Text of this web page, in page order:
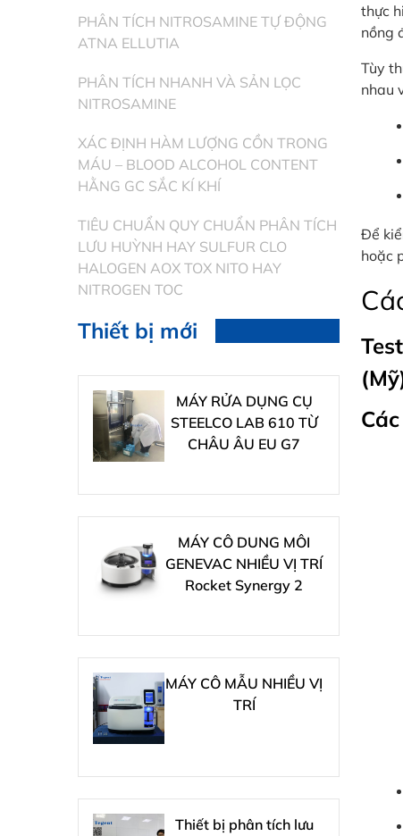
PHÂN TÍCH NITROSAMINE TỰ ĐỘNG
ATNA ELLUTIA
PHÂN TÍCH NHANH VÀ SẢN LỌC
NITROSAMINE
XÁC ĐỊNH HÀM LƯỢNG CỒN TRONG
MÁU – BLOOD ALCOHOL CONTENT
HẰNG GC SẮC KÍ KHÍ
TIÊU CHUẨN QUY CHUẨN PHÂN TÍCH
LƯU HUỲNH HAY SULFUR CLO
HALOGEN AOX TOX NITO HAY
NITROGEN TOC
Thiết bị mới
MÁY RỬA DỤNG CỤ
STEELCO LAB 610 TỪ
CHÂU ÂU EU G7
MÁY CÔ DUNG MÔI
GENEVAC NHIỀU VỊ TRÍ
Rocket Synergy 2
MÁY CÔ MẪU NHIỀU VỊ
TRÍ
Thiết bị phân tích lưu
thực
nồng
Tùy
nhau
Để
hoặc